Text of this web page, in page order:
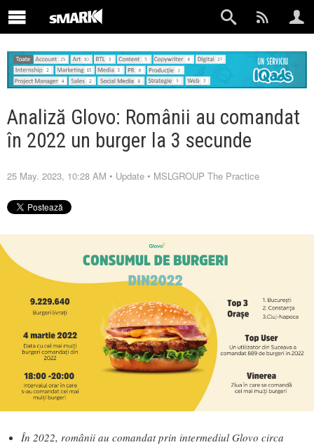
Analiză Glovo: Românii au comandat
în 2022 un burger la 3 secunde
25 May. 2023, 10:28 AM • Update • MSLGROUP The Practice
În 2022, românii au comandat prin intermediul Glovo circa